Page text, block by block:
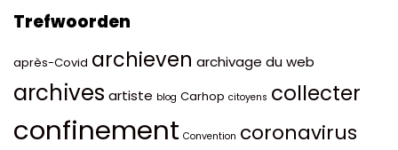
Trefwoorden
après-Covid archieven archivage du web
archives artiste blog Carhop citoyens collecter
confinement Convention coronavirus